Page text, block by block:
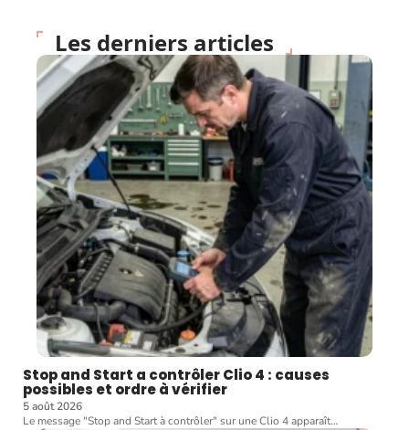
Les derniers articles
Stop and Start a contrôler Clio 4 : causes
possibles et ordre à vérifier
5 août 2026
Le message "Stop and Start à contrôler" sur une Clio 4 apparaît…